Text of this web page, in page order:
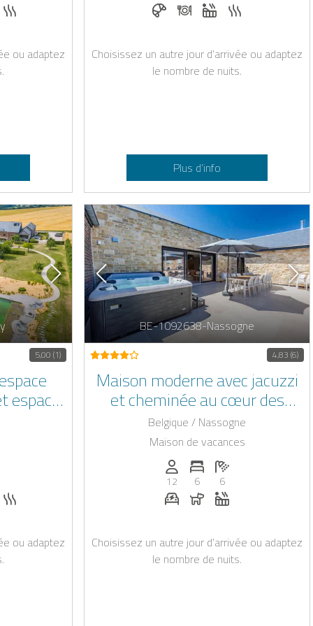
ou adaptez
Choisissez un autre jour d’arrivée ou adaptez
le nombre de nuits.
Plus d’info
5,00 (1)
espace
4chambres: 2
de salles de bain: 1
Jacuzzi
ou adaptez
BE-1092638-Nassogne
4,83 (6)
Maison moderne avec jacuzzi
et cheminée au cœur des
Ardennes belges
Belgique / Nassogne
Maison de vacances
Personnes (max): 12
12
Nombre de chambres: 6
6
Nombre de salles de
6
Station de recharge pour
Chiens autorisés
Choisissez un autre jour d’arrivée ou adaptez
le nombre de nuits.